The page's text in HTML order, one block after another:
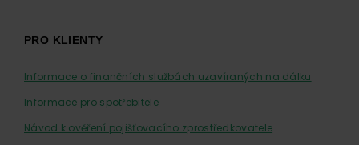
PRO KLIENTY
Informace o finančních službách uzavíraných na dálku
Informace pro spotřebitele
Návod k ověření pojišťovacího zprostředkovatele